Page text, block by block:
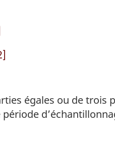
égales ou de